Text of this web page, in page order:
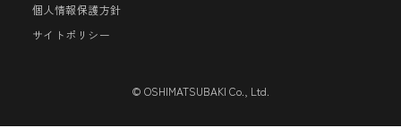
大島椿ヘアケアシリーズ
個人情報保護方針
サイトポリシー
© OSHIMATSUBAKI Co., Ltd.